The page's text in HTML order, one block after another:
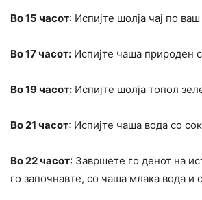
Во 15 часот: Испијте шолја чај по
Во 17 часот: Испијте чаша природен
Во 19 часот: Испијте шолја топол
Во 21 часот: Испијте чаша вода со
Во 22 часот: Завршете го денот на
го започнавте, со чаша млака вода и